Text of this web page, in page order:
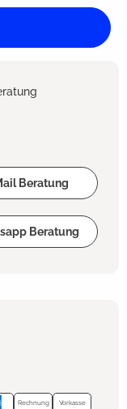
Beratung
Beratung
Rechnung Vorkasse